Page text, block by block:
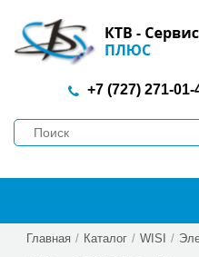
+7 (727) 271-01-
Главная / Каталог / WISI /